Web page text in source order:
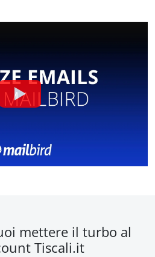
mettere il turbo al
Tiscali.it